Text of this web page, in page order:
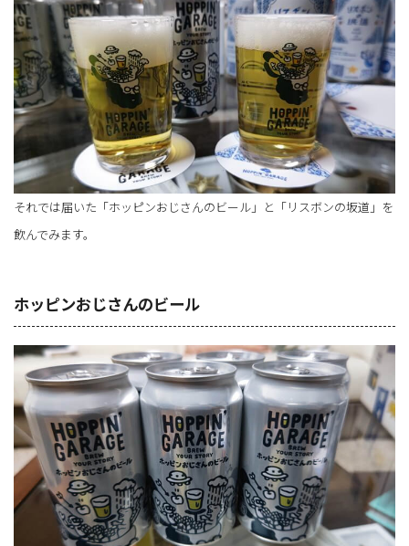
それでは届いた「ホッピンおじさんのビール」と「リスボンの坂道」を
飲んでみます。
ホッピンおじさんのビール